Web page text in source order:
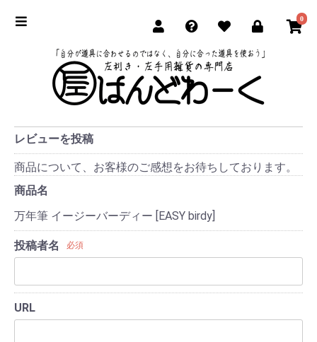
0
レビューを投稿
商品について、お客様のご感想をお待ちしております。
商品名
万年筆 イージーバーディー [EASY birdy]
投稿者名 必須
URL